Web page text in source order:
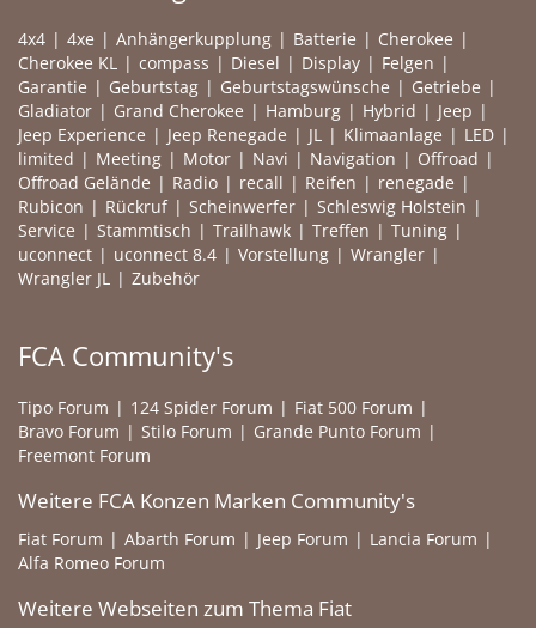
4x4 4xe Anhängerkupplung Batterie
Cherokee
Cherokee KL
compass Diesel Display
Felgen
Garantie
Geburtstag Geburtstagswünsche
Getriebe
Gladiator
Grand Cherokee Hamburg Hybrid
Jeep
Jeep Experience
Jeep Renegade JL Klimaanlage
LED
limited
Meeting Motor Navi Navigation
Offroad
Offroad Gelände
Radio recall Reifen
renegade
Rubicon
Rückruf Scheinwerfer
Schleswig Holstein
Service
Stammtisch Trailhawk Treffen
Tuning
uconnect
uconnect 8.4 Vorstellung
Wrangler
Wrangler JL
Zubehör
FCA Community's
Tipo Forum 124 Spider Forum
Fiat 500 Forum
Bravo Forum
Stilo Forum
Grande Punto Forum
Freemont Forum
Weitere FCA Konzen Marken Community's
Fiat Forum Abarth Forum Jeep Forum
Lancia Forum
Alfa Romeo Forum
Weitere Webseiten zum Thema Fiat